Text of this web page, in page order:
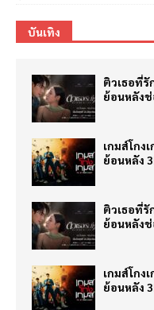
บันเทิง
ติวเธอที่รั
ย้อนหลังช่
เกมส์โกง
ย้อนหลัง
ติวเธอที่รั
ย้อนหลังช่
เกมส์โกง
ย้อนหลัง